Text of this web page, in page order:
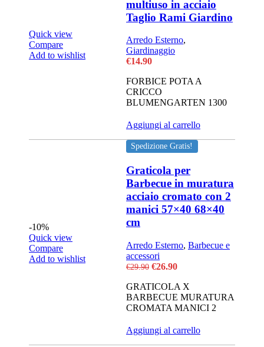
Quick view
Compare
Add to wishlist
multiuso in acciaio
Taglio Rami Giardino
Arredo Esterno,
Giardinaggio
€14.90
FORBICE POTA A
CRICCO
BLUMENGARTEN 1300
Aggiungi al carrello
-10%
Quick view
Compare
Add to wishlist
Spedizione Gratis!
Graticola per
Barbecue in muratura
acciaio cromato con 2
manici 57×40 68×40
cm
Arredo Esterno, Barbecue e
accessori
€29.90 Il
originale
era:
€29.90.
€26.90Il
attuale
è:
€26.90.
GRATICOLA X
BARBECUE MURATURA
CROMATA MANICI 2
Aggiungi al carrello